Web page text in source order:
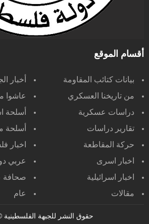
أقسام الموقع
بيانات كتائب المقاومة
أخبار
من تاريخنا العسكري
عاشوا
دراسات عسكرية
أسلحة
تقارير دراسات
أسلحة
حركة المقاطعة
اخبار
اخبار اسرى
عربي
اخبار اسرائيلية
صحافة
مقالات
عام
حقوق النشر للجبهة الفلسطينية